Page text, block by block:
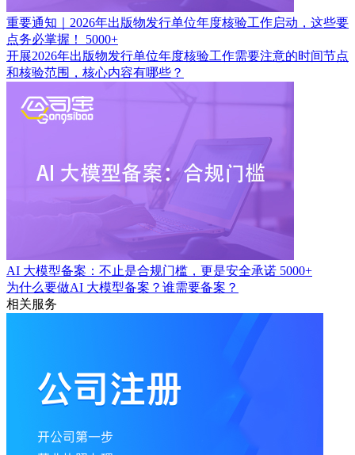
重要通知｜2026年出版物发行单位年度核验工作启动，这些要
点务必掌握！
5000+
开展2026年出版物发行单位年度核验工作需要注意的时间节点
和核验范围，核心内容有哪些？
AI 大模型备案：不止是合规门槛，更是安全承诺 5000+
为什么要做AI 大模型备案？谁需要备案？
相关服务